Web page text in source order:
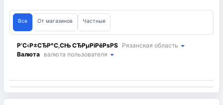
Все От магазинов Частные
Р’С‹Р±СЂР°С‚СЊ СЂРµРіРёРѕРЅ Рязанская область
Валюта валюта пользователя